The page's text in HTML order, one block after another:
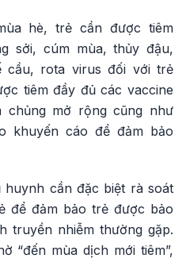
hè, trẻ cần được tiêm
sởi, cúm mùa, thủy đậu,
cầu, rota virus đối với trẻ
tiêm đầy đủ các vaccine
chủng mở rộng cũng như
khuyến cáo để đảm bảo
huynh cần đặc biệt rà soát
để đảm bảo trẻ được bảo
truyền nhiễm thường gặp.
“đến mùa dịch mới tiêm”,